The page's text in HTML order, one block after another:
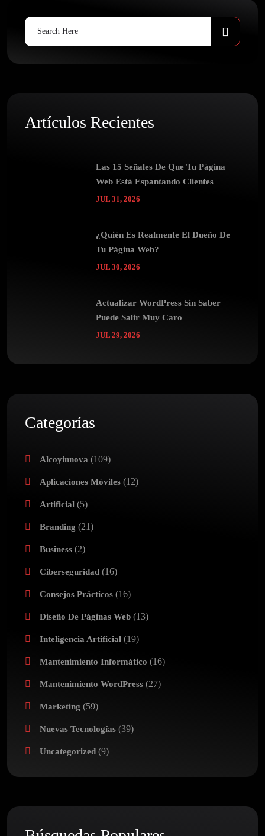
Search
for:
Artículos Recientes
Las 15 Señales De Que Tu Página
Web Está Espantando Clientes
JUL 31, 2026
¿Quién Es Realmente El Dueño De
Tu Página Web?
JUL 30, 2026
Actualizar WordPress Sin Saber
Puede Salir Muy Caro
JUL 29, 2026
Categorías
Alcoyinnova (109)
Aplicaciones Móviles (12)
Artificial (5)
Branding (21)
Business (2)
Ciberseguridad (16)
Consejos Prácticos (16)
Diseño De Páginas Web (13)
Inteligencia Artificial (19)
Mantenimiento Informático (16)
Mantenimiento WordPress (27)
Marketing (59)
Nuevas Tecnologías (39)
Uncategorized (9)